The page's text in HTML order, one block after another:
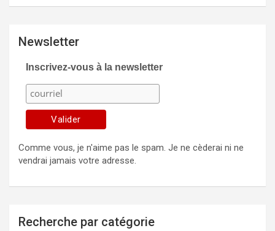
Newsletter
Inscrivez-vous à la newsletter
Comme vous, je n'aime pas le spam. Je ne cèderai ni ne
vendrai jamais votre adresse.
Recherche par catégorie